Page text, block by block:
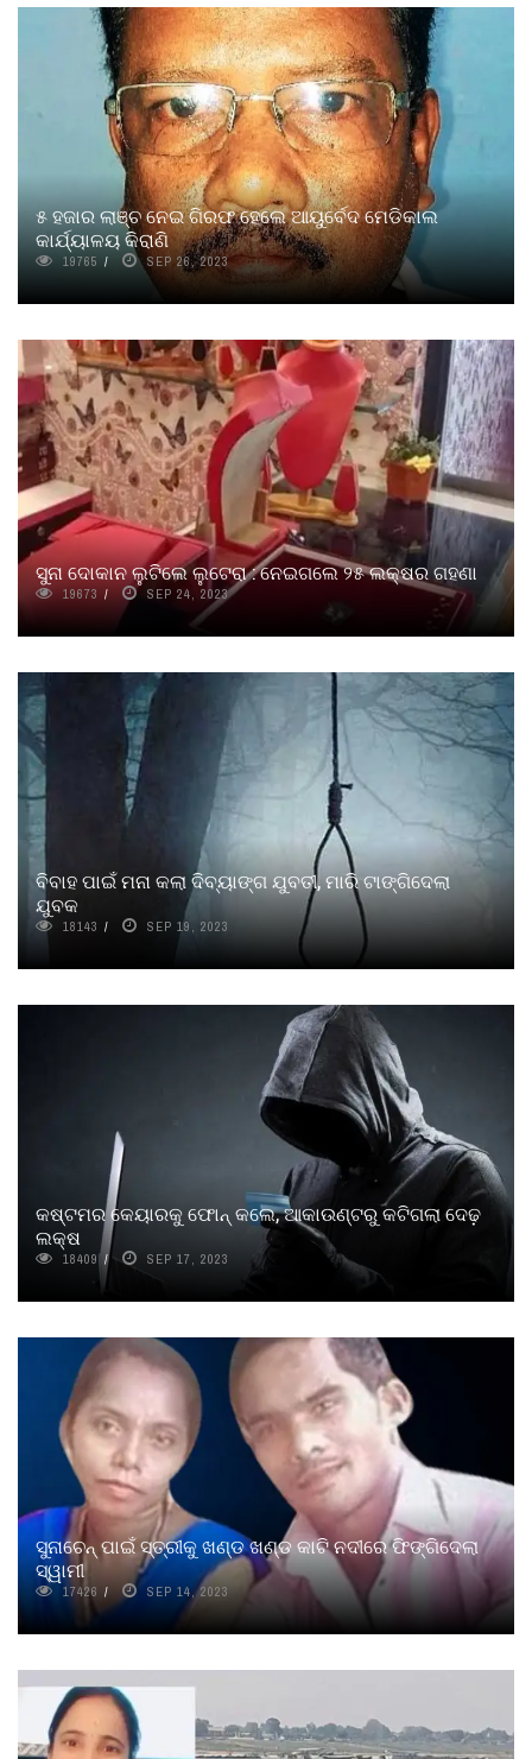
୫ ହଜାର ଲାଞ୍ଚ ନେଇ ଗିରଫ ହେଲେ ଆୟୁର୍ବେଦ ମେଡିକାଲ
କାର୍ଯ୍ୟାଳୟ କିରାଣି
19765 SEP 26, 2023
ସୁନା ଦୋକାନ ଲୁଟିଲେ ଲୁଟେରା : ନେଇଗଲେ ୨୫ ଲକ୍ଷର ଗହଣା
19673 SEP 24, 2023
ବିବାହ ପାଇଁ ମନା କଲା ଦିବ୍ୟାଙ୍ଗ ଯୁବତୀ, ମାରି ଟାଙ୍ଗିଦେଲା
ଯୁବକ
18143 SEP 19, 2023
କଷ୍ଟମର କେୟାରକୁ ଫୋନ୍ କଲେ, ଆକାଉଣ୍ଟରୁ କଟିଗଲା ଦେଢ଼
ଲକ୍ଷ
18409 SEP 17, 2023
ସୁନାଚେନ୍ ପାଇଁ ସ୍ତ୍ରୀକୁ ଖଣ୍ଡ ଖଣ୍ଡ କାଟି ନଦୀରେ ଫିଙ୍ଗିଦେଲା
ସ୍ୱାମୀ
17426 SEP 14, 2023